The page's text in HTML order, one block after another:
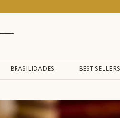
BRASILIDADES BEST SELLERS